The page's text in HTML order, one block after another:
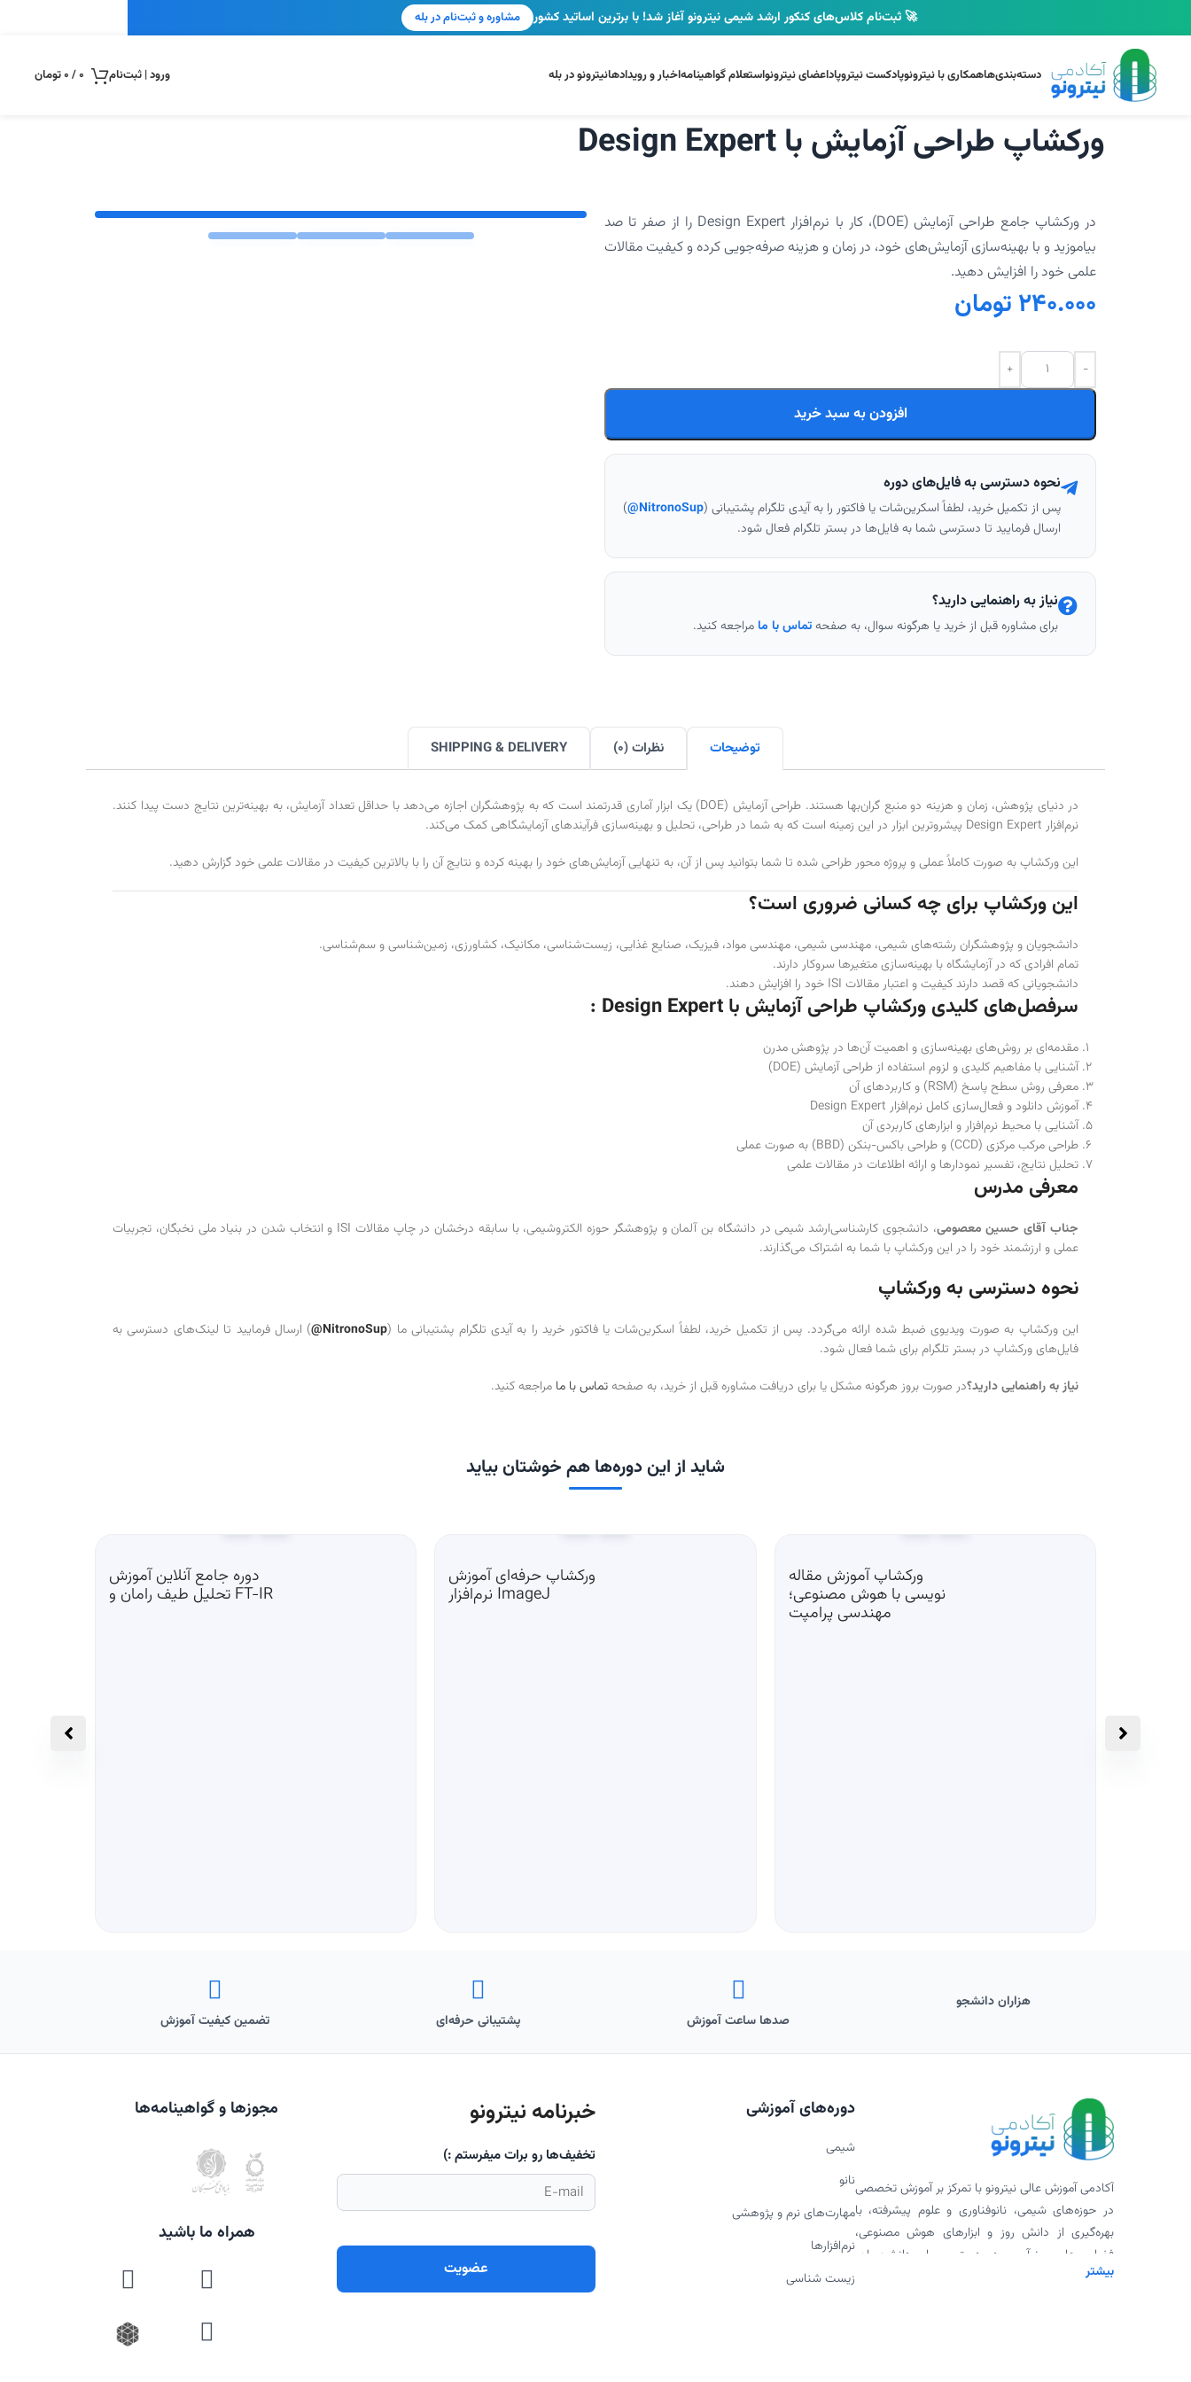
دسته‌بندی‌هاهمکاری با نیترونوپادکست نیتروپاداعضای نیترونواستعلام گواهینامهاخبار و رویدادهانیترونو در بله ورود | ثبت‌نام 0
/
0تومان
ورکشاپ طراحی آزمایش با Design Expert
در ورکشاپ جامع طراحی آزمایش (DOE)، کار با نرم‌افزار Design Expert را از صفر تا صد
بیاموزید و با بهینه‌سازی آزمایش‌های خود، در زمان و هزینه صرفه‌جویی کرده و کیفیت مقالات
علمی خود را افزایش دهید.
240.000 تومان
افزودن به سبد خرید
نحوه دسترسی به فایل‌های دوره
پس از تکمیل خرید، لطفاً اسکرین‌شات یا فاکتور را به آیدی تلگرام پشتیبانی (NitronoSup@
)
ارسال فرمایید تا دسترسی شما به فایل‌ها در بستر تلگرام فعال شود.
نیاز به راهنمایی دارید؟
برای مشاوره قبل از خرید یا هرگونه سوال، به صفحهتماس با ما مراجعه کنید.
توضیحات نظرات (0) SHIPPING & DELIVERY
در دنیای پژوهش، زمان و هزینه دو منبع گران‌بها هستند. طراحی آزمایش (DOE) یک ابزار آماری قدرتمند است که به پژوهشگران اجازه می‌دهد با حداقل تعداد آزمایش، به بهینه‌ترین نتایج دست پیدا کنند.
نرم‌افزار Design Expert پیشروترین ابزار در این زمینه است که به شما در طراحی، تحلیل و بهینه‌سازی فرآیندهای آزمایشگاهی کمک می‌کند.
این ورکشاپ به صورت کاملاً عملی و پروژه محور طراحی شده تا شما بتوانید پس از آن، به تنهایی آزمایش‌های خود را بهینه کرده و نتایج آن را با بالاترین کیفیت در مقالات علمی خود گزارش دهید.
این ورکشاپ برای چه کسانی ضروری است؟
دانشجویان و پژوهشگران رشته‌های شیمی، مهندسی شیمی، مهندسی مواد، فیزیک، صنایع غذایی، زیست‌شناسی، مکانیک، کشاورزی، زمین‌شناسی و سم‌شناسی.
تمام افرادی که در آزمایشگاه با بهینه‌سازی متغیرها سروکار دارند.
دانشجویانی که قصد دارند کیفیت و اعتبار مقالات ISI خود را افزایش دهند.
سرفصل‌های کلیدی ورکشاپ طراحی آزمایش با Design Expert :
مقدمه‌ای بر روش‌های بهینه‌سازی و اهمیت آن‌ها در پژوهش مدرن
آشنایی با مفاهیم کلیدی و لزوم استفاده از طراحی آزمایش (DOE)
معرفی روش سطح پاسخ (RSM) و کاربردهای آن
آموزش دانلود و فعال‌سازی کامل نرم‌افزار Design Expert
آشنایی با محیط نرم‌افزار و ابزارهای کاربردی آن
طراحی مرکب مرکزی (CCD) و طراحی باکس-بنکن (BBD) به صورت عملی
تحلیل نتایج، تفسیر نمودارها و ارائه اطلاعات در مقالات علمی
معرفی مدرس
جناب آقای حسین معصومی
، دانشجوی کارشناسی‌ارشد شیمی در دانشگاه بن آلمان و پژوهشگر حوزه الکتروشیمی، با سابقه درخشان در چاپ مقالات ISI و انتخاب شدن در بنیاد ملی نخبگان، تجربیات
عملی و ارزشمند خود را در این ورکشاپ با شما به اشتراک می‌گذارند.
نحوه دسترسی به ورکشاپ
این ورکشاپ به صورت ویدیوی ضبط شده ارائه می‌گردد. پس از تکمیل خرید، لطفاً اسکرین‌شات یا فاکتور خرید را به آیدی تلگرام پشتیبانی ما (NitronoSup@
) ارسال فرمایید تا لینک‌های دسترسی به
فایل‌های ورکشاپ در بستر تلگرام برای شما فعال شود.
نیاز به راهنمایی دارید؟در صورت بروز هرگونه مشکل یا برای دریافت مشاوره قبل از خرید، به صفحهتماس با ما مراجعه کنید.
شاید از این دوره‌ها هم خوشتان بیاید
ورکشاپ آموزش مقاله‌
نویسی با هوش مصنوعی؛
مهندسی پرامپت
ورکشاپ حرفه‌ای آموزش
نرم‌افزار ImageJ
دوره جامع آنلاین آموزش
تحلیل طیف رامان و FT-IR
هزاران دانشجو
صدها ساعت آموزش
پشتیبانی حرفه‌ای تضمین کیفیت آموزش
آکادمی آموزش عالی نیترونو با تمرکز بر آموزش تخصصی
در حوزه‌های شیمی، نانوفناوری و علوم پیشرفته، با
بهره‌گیری از دانش روز و ابزارهای هوش مصنوعی،
فضایی علمی، نوآور و در دسترس برای دانشجویان،
پژوهشگران و علاقه‌مندان فراهم کرده است. ارائه
بیشتر
دوره‌های آموزشی
شیمی
نانو
مهارت‌های نرم و پژوهشی
نرم‌افزارها
زیست شناسی
خبرنامه نیترونو
تخفیف‌ها رو برات میفرستم :)
مجوزها و گواهینامه‌ها
همراه ما باشید
🚀 ثبت‌نام کلاس‌های کنکور ارشد شیمی نیترونو آغاز شد! با برترین اساتید کشور مشاوره و ثبت‌نام در بله